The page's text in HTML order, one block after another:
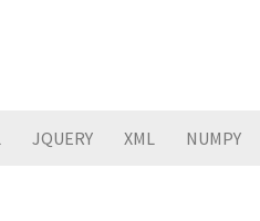
JQUERY XML NUMPY